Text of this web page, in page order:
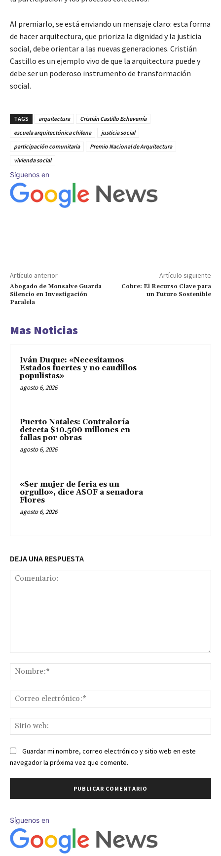
Al premiarlo, se está enviando un mensaje claro: esta forma
de hacer arquitectura, que prioriza la dignidad y la justicia
social, debe orientar a las nuevas generaciones. Cristián
Castillo es un ejemplo vivo de que la arquitectura puede y
debe ser un poderoso instrumento de transformación
social.
TAGS arquitectura
Cristián Castillo Echeverría
escuela arquitectónica chilena
justicia social
participación comunitaria
Premio Nacional de Arquitectura
vivienda social
Síguenos en
Artículo anterior
Abogado de Monsalve Guarda
Silencio en Investigación
Paralela
Artículo siguiente
Cobre: El Recurso Clave para
un Futuro Sostenible
Mas Noticias
Iván Duque: «Necesitamos
Estados fuertes y no caudillos
populistas»
agosto 6, 2026
Puerto Natales: Contraloría
detecta $10.500 millones en
fallas por obras
agosto 6, 2026
«Ser mujer de feria es un
orgullo», dice ASOF a senadora
Flores
agosto 6, 2026
DEJA UNA RESPUESTA
Guardar mi nombre, correo electrónico y sitio web en este
navegador la próxima vez que comente.
Síguenos en